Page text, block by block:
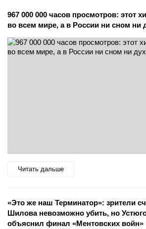
967 000 000 часов просмотров: этот
во всем мире, а в России ни сном ни
Читать дальше
«Это же наш Терминатор»: зрители
Шилова невозможно убить, но
объяснил финал «Ментовских войн»